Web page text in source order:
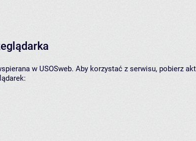
w USOSweb. Aby korzystać z serwisu, pobierz